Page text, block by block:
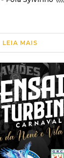
LEIA MAIS